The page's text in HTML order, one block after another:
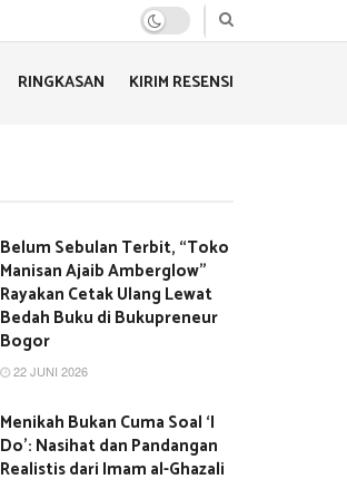
RINGKASAN KIRIM RESENSI
Belum Sebulan Terbit, “Toko
Manisan Ajaib Amberglow”
Rayakan Cetak Ulang Lewat
Bedah Buku di Bukupreneur
Bogor
22 JUNI 2026
Menikah Bukan Cuma Soal ‘I
Do’: Nasihat dan Pandangan
Realistis dari Imam al-Ghazali